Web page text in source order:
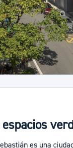
espacios
es una